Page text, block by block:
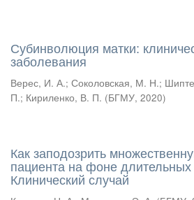
Субинволюция матки:
заболевания
Верес, И. А.; Соколовская, М. Н.;
П.; Кириленко, В. П. (БГМУ, 2020)
Как заподозрить
пациента на фоне длительных
Клинический случай